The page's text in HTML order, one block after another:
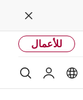
Close
للأعمال
optionsحساب